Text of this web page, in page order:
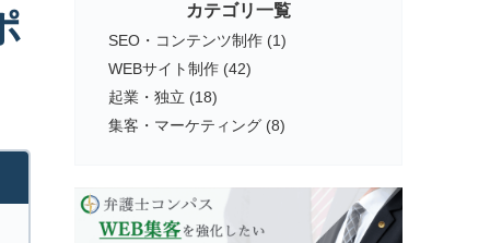
カテゴリ一覧
SEO・コンテンツ制作 (1)
WEBサイト制作 (42)
起業・独立 (18)
集客・マーケティング (8)